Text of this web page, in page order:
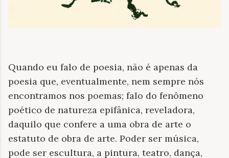
Quando eu falo de poesia, não é apenas da
poesia que, eventualmente, nem sempre nós
encontramos nos poemas; falo do fenômeno
poético de natureza epifânica, reveladora,
daquilo que confere a uma obra de arte o
estatuto de obra de arte. Poder ser música,
pode ser escultura, a pintura, teatro, dança,